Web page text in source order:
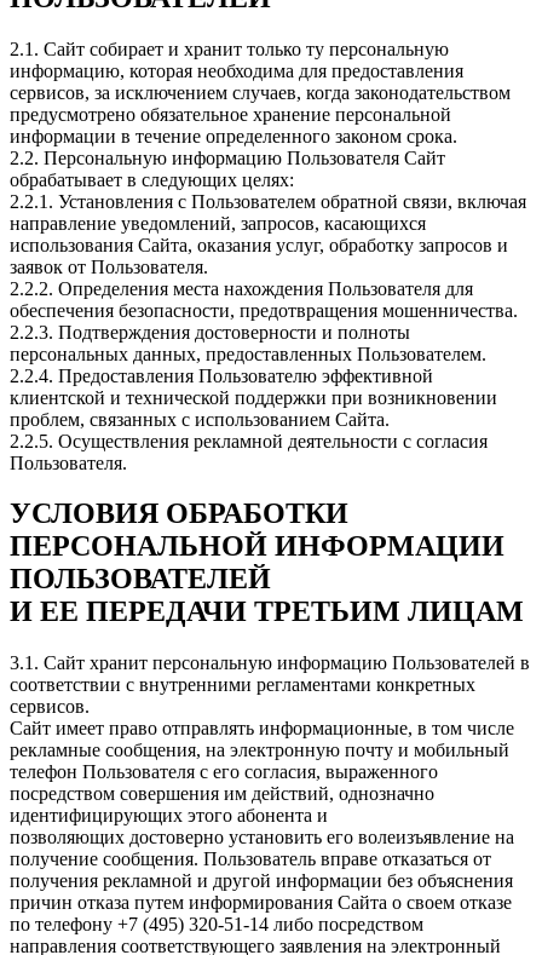
2.1. Сайт собирает и хранит только ту персональную
информацию, которая необходима для предоставления
сервисов, за исключением случаев, когда законодательством
предусмотрено обязательное хранение персональной
информации в течение определенного законом срока.
2.2. Персональную информацию Пользователя Сайт
обрабатывает в следующих целях:
2.2.1. Установления с Пользователем обратной связи, включая
направление уведомлений, запросов, касающихся
использования Сайта, оказания услуг, обработку запросов и
заявок от Пользователя.
2.2.2. Определения места нахождения Пользователя для
обеспечения безопасности, предотвращения мошенничества.
2.2.3. Подтверждения достоверности и полноты
персональных данных, предоставленных Пользователем.
2.2.4. Предоставления Пользователю эффективной
клиентской и технической поддержки при возникновении
проблем, связанных с использованием Сайта.
2.2.5. Осуществления рекламной деятельности с согласия
Пользователя.
УСЛОВИЯ ОБРАБОТКИ
ПЕРСОНАЛЬНОЙ ИНФОРМАЦИИ
ПОЛЬЗОВАТЕЛЕЙ
И ЕЕ ПЕРЕДАЧИ ТРЕТЬИМ ЛИЦАМ
3.1. Сайт хранит персональную информацию Пользователей в
соответствии с внутренними регламентами конкретных
сервисов.
Сайт имеет право отправлять информационные, в том числе
рекламные сообщения, на электронную почту и мобильный
телефон Пользователя с его согласия, выраженного
посредством совершения им действий, однозначно
идентифицирующих этого абонента и
позволяющих достоверно установить его волеизъявление на
получение сообщения. Пользователь вправе отказаться от
получения рекламной и другой информации без объяснения
причин отказа путем информирования Сайта о своем отказе
по телефону +7 (495) 320-51-14 либо посредством
направления соответствующего заявления на электронный